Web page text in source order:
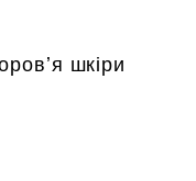
шкіри